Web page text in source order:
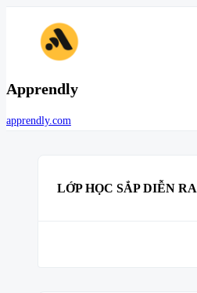
Apprendly
apprendly.com
LỚP HỌC SẮP DIỄN RA